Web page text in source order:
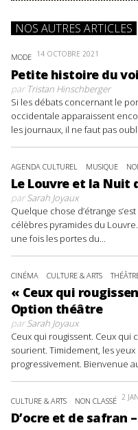
NOS AUTRES ARTICLES
MODE 14 OCTOBRE 2021
Petite histoire du
parTristan Hinschberger
Si les débats concernant le
occidentale apparaissent
les journaux, il ne faut pas
AGENDA CULTUREL MUSIQUE
Le Louvre et la Nuit
parSarah Joyaux
Quelque chose d’étrange
célèbres pyramides du
une fois les portes du...
CINÉMA CULTURE & ARTS
« Ceux qui
Option théâtre
parSarah Joyaux
Ceux qui rougissent. Ceux
sourient. Timidement, les
progressivement. Bienvenue
CULTURE & ARTS NON CLASSÉ 2
D’ocre et de safran